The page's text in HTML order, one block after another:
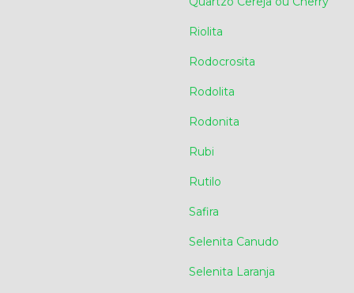
Riolita
Rodocrosita
Rodolita
Rodonita
Rubi
Rutilo
Safira
Selenita Canudo
Selenita Laranja